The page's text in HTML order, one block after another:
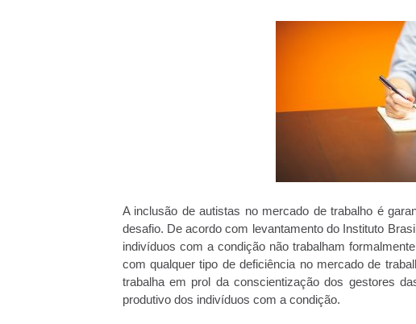
A inclusão de autistas no mercado de trabalho é
desafio. De acordo com levantamento do Instituto
indivíduos com a condição não trabalham
com qualquer tipo de deficiência no mercado de
trabalha em prol da conscientização dos gestores
produtivo dos indivíduos com a condição.